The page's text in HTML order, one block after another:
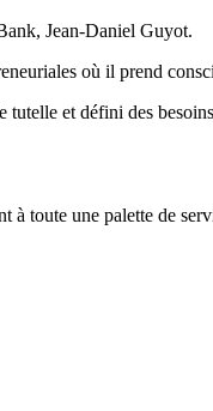
Jean-Daniel Guyot.
où il prend
et défini des
toute une palette de